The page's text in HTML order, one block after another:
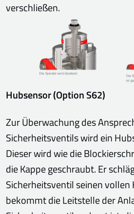
verschließen.
Hubsensor (Option S62)
Zur Überwachung des
Sicherheitsventils wird ein
Dieser wird wie die
die Kappe geschraubt. Er
Sicherheitsventil seinen
bekommt die Leitstelle der